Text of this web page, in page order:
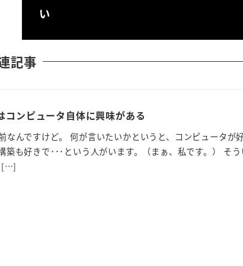
い
記事
コンピュータ自体に興味がある
なんですけど。 何が言いたいかというと、コンピュータが好
築も好きで･･･という人がいます。（まぁ、私です。） そう
[…]